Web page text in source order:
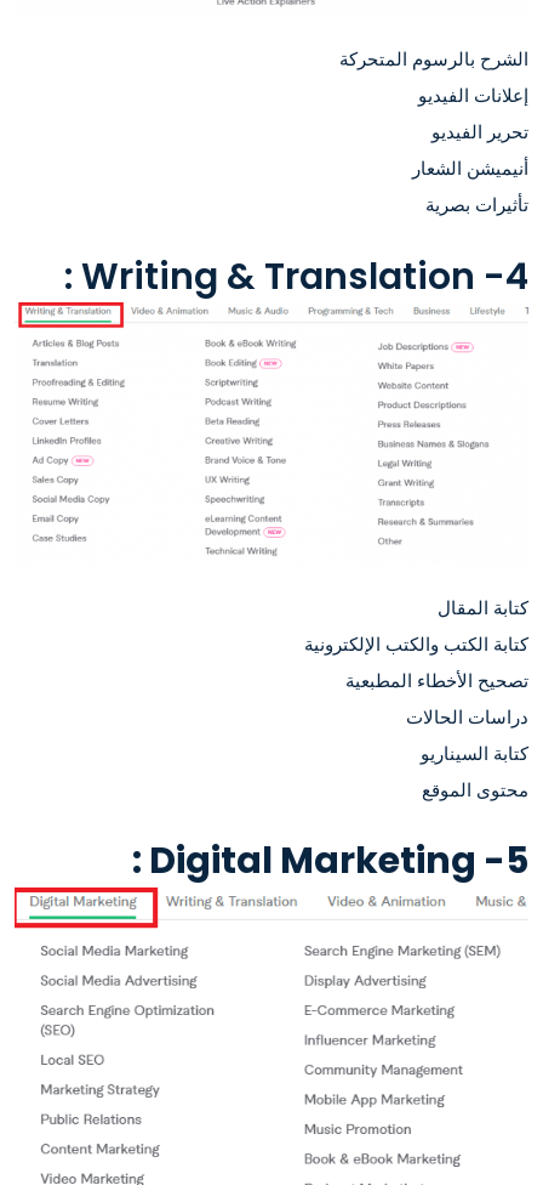
الشرح بالرسوم المتحركة
إعلانات الفيديو
تحرير الفيديو
أنيميشن الشعار
تأثيرات بصرية
4- Writing & Translation :
كتابة المقال
كتابة الكتب والكتب الإلكترونية
تصحيح الأخطاء المطبعية
دراسات الحالات
كتابة السيناريو
محتوى الموقع
5- Digital Marketing :